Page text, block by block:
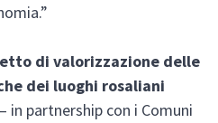
di valorizzazione delle
dei luoghi rosaliani
in partnership con i Comuni